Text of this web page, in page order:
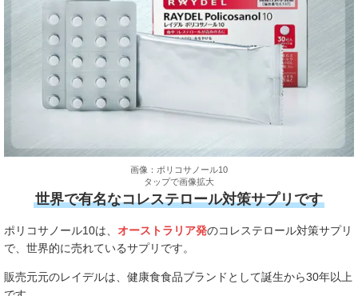
画像：ポリコサノール10
タップで画像拡大
世界で有名なコレステロール対策サプリです
ポリコサノール10は、 オーストラリア発のコレステロール対策サプリ
で、世界的に売れているサプリです。
販売元元のレイデルは、健康食食品ブランドとして誕生から30年以上